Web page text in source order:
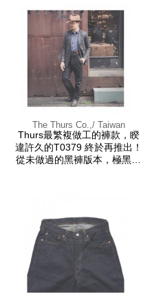
The Thurs Co.,/ Taiwan
Thurs最繁複做工的褲款，睽
違許久的T0379 終於再推出！
從未做過的黑褲版本，極黑布